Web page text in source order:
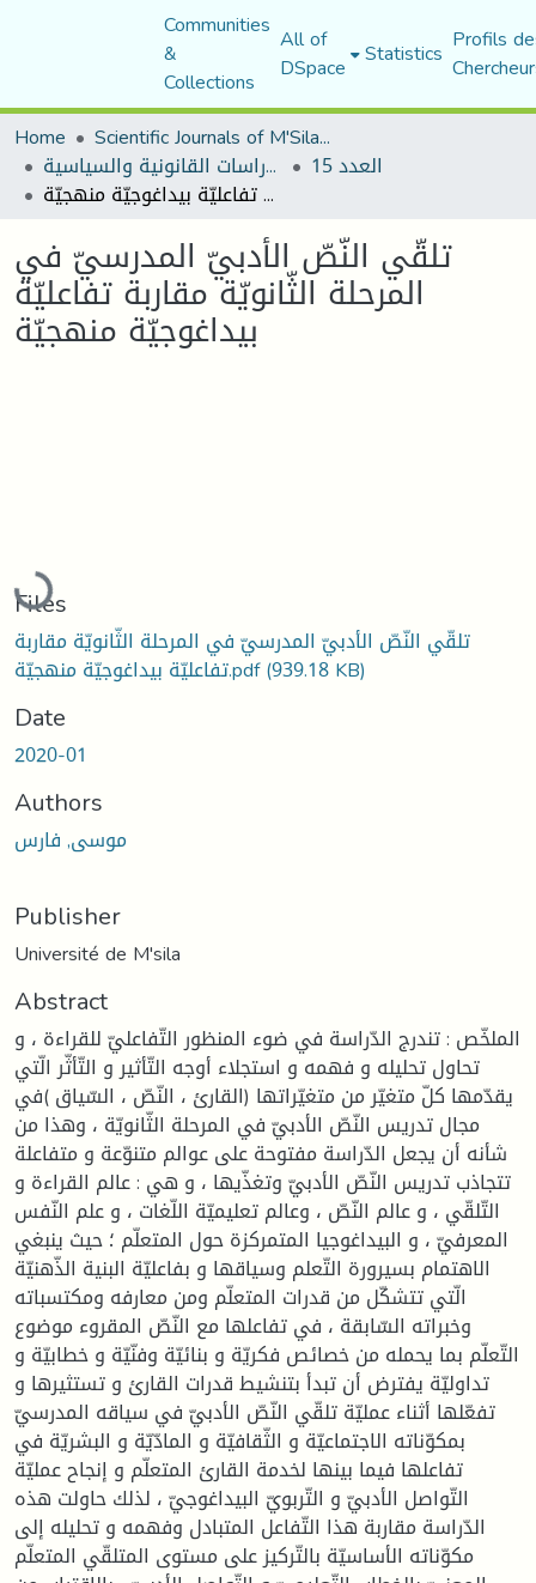
Communities
&
Collections
All of
DSpace Statistics Profils
Home
Scientific Journals of M'Sila University
مجلة الأستاذ الباحث للدراسات القانونية والسياسية العدد 15
تلقّي النّصّ الأدبيّ المدرسيّ في المرحلة الثّانويّة مقاربة تفاعليّة بيداغوجيّة منهجيّة
تلقّي النّصّ الأدبيّ المدرسيّ في
المرحلة الثّانويّة مقاربة تفاعليّة
بيداغوجيّة منهجيّة
Loading...
Files
تلقّي النّصّ الأدبيّ المدرسيّ في المرحلة الثّانويّة مقاربة
تفاعليّة بيداغوجيّة منهجيّة.pdf(939.18 KB)
Date
2020-01
Authors
موسى, فارس
Publisher
Université de M'sila
Abstract
الملخّص : تندرج الدّراسة في ضوء المنظور التّفاعليّ للقراءة ، و
تحاول تحليله و فهمه و استجلاء أوجه التّأثير و التّأثّر الّتي
يقدّمها كلّ متغيّر من متغيّراتها (القارئ ، النّصّ ، السّياق )في
مجال تدريس النّصّ الأدبيّ في المرحلة الثّانويّة ، وهذا من
شأنه أن يجعل الدّراسة مفتوحة على عوالم متنوّعة و متفاعلة
تتجاذب تدريس النّصّ الأدبيّ وتغذّيها ، و هي : عالم القراءة و
التّلقّي ، و عالم النّصّ ، وعالم تعليميّة اللّغات ، و علم النّفس
المعرفيّ ، و البيداغوجيا المتمركزة حول المتعلّم ؛ حيث ينبغي
الاهتمام بسيرورة التّعلم وسياقها و بفاعليّة البنية الذّهنيّة
الّتي تتشكّل من قدرات المتعلّم ومن معارفه ومكتسباته
وخبراته السّابقة ، في تفاعلها مع النّصّ المقروء موضوع
التّعلّم بما يحمله من خصائص فكريّة و بنائيّة وفنّيّة و خطابيّة و
تداوليّة يفترض أن تبدأ بتنشيط قدرات القارئ و تستثيرها و
تفعّلها أثناء عمليّة تلقّي النّصّ الأدبيّ في سياقه المدرسيّ
بمكوّناته الاجتماعيّة و الثّقافيّة و المادّيّة و البشريّة في
تفاعلها فيما بينها لخدمة القارئ المتعلّم و إنجاح عمليّة
التّواصل الأدبيّ و التّربويّ البيداغوجيّ ، لذلك حاولت هذه
الدّراسة مقاربة هذا التّفاعل المتبادل وفهمه و تحليله إلى
مكوّناته الأساسيّة بالتّركيز على مستوى المتلقّي المتعلّم